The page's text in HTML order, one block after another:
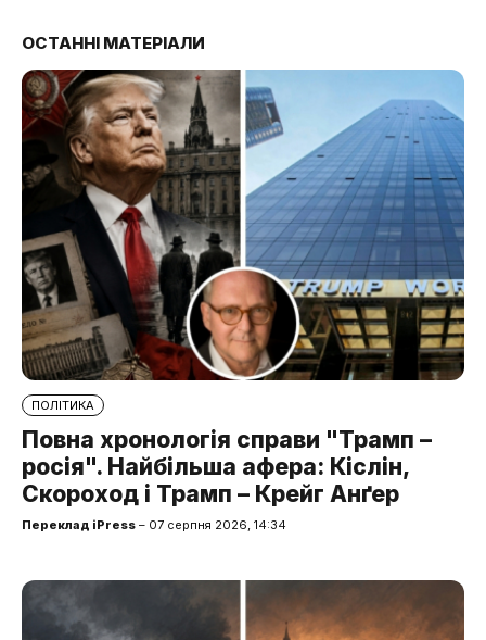
ОСТАННІ МАТЕРІАЛИ
ПОЛІТИКА
Повна хронологія справи "Трамп –
росія". Найбільша афера: Кіслін,
Скороход і Трамп – Крейг Анґер
Переклад iPress – 07 серпня 2026, 14:34